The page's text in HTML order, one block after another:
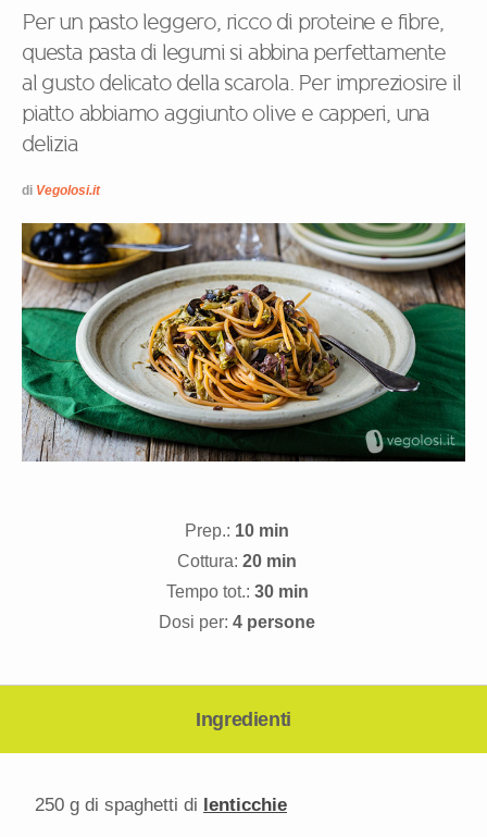
Per un pasto leggero, ricco di proteine e fibre,
questa pasta di legumi si abbina perfettamente
al gusto delicato della scarola. Per impreziosire il
piatto abbiamo aggiunto olive e capperi, una
delizia
di Vegolosi.it
Prep.: 10 min
Cottura: 20 min
Tempo tot.: 30 min
Dosi per: 4 persone
Ingredienti
250 g di spaghetti di lenticchie